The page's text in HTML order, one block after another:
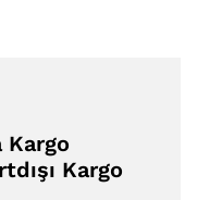
Kargo
Kargo